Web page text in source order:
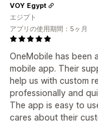
OneMobile has been
mobile app. Their
help us with custom
professionally and
The app is easy to
cares about their
VOY Egypt
エジプト
アプリの使用期間：5ヶ月